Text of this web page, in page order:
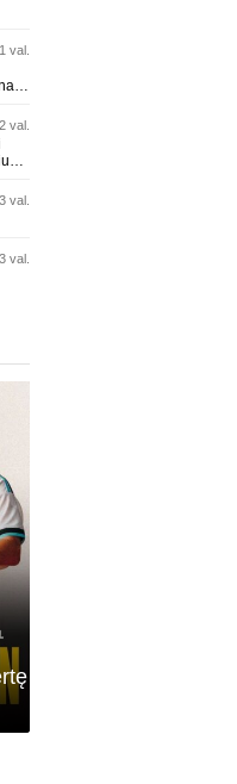
„Tottenham“ išsaugos
gynėją
1 val.
2 val.
3 val.
3 val.